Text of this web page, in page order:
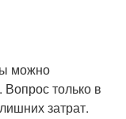
можно
только в
затрат.